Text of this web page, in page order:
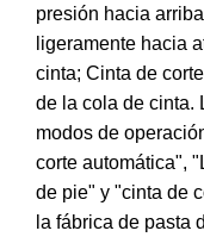
presión hacia
ligeramente hacia
cinta; Cinta de
de la cola de cinta.
modos de
corte automática",
de pie" y "cinta de
la fábrica de pasta